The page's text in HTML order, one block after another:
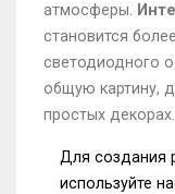
атмосферы.
становится
светодиодного
общую картину,
простых декорах.
Для создания
используйте